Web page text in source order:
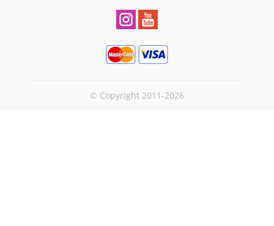
© Copyright 2011-2026